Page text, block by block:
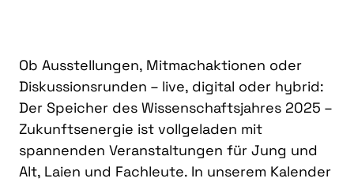
Ob Ausstellungen, Mitmachaktionen oder
Diskussionsrunden – live, digital oder hybrid:
Der Speicher des Wissenschaftsjahres 2025 –
Zukunftsenergie ist vollgeladen mit
spannenden Veranstaltungen für Jung und
Alt, Laien und Fachleute. In unserem Kalender